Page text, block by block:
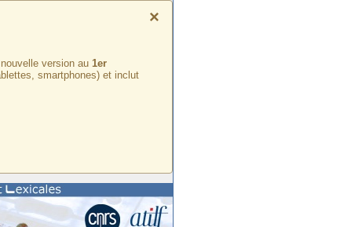
×
version au 1er
smartphones) et inclut